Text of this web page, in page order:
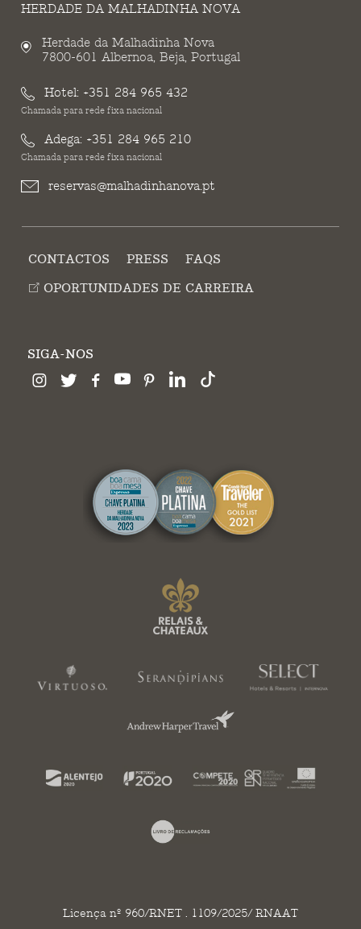
HERDADE DA MALHADINHA NOVA
Herdade da Malhadinha Nova
7800-601 Albernoa, Beja, Portugal
Hotel: +351 284 965 432
Chamada para rede fixa nacional
Adega: +351 284 965 210
Chamada para rede fixa nacional
reservas@malhadinhanova.pt
CONTACTOS PRESS
FAQS
OPORTUNIDADES DE CARREIRA
SIGA-NOS
Licença nº 960/RNET . 1109/2025/ RNAAT